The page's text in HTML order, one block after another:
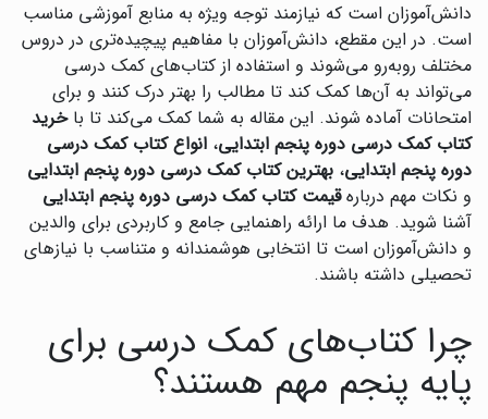
دانش‌آموزان است که نیازمند توجه ویژه به منابع آموزشی مناسب
است. در این مقطع، دانش‌آموزان با مفاهیم پیچیده‌تری در دروس
مختلف روبه‌رو می‌شوند و استفاده از کتاب‌های کمک درسی
می‌تواند به آن‌ها کمک کند تا مطالب را بهتر درک کنند و برای
امتحانات آماده شوند. این مقاله به شما کمک می‌کند تا باخرید
کتاب کمک درسی دوره پنجم ابتدایی، انواع کتاب کمک درسی
دوره پنجم ابتدایی، بهترین کتاب کمک درسی دوره پنجم ابتدایی
و نکات مهم دربارهقیمت کتاب کمک درسی دوره پنجم ابتدایی
آشنا شوید. هدف ما ارائه راهنمایی جامع و کاربردی برای والدین
و دانش‌آموزان است تا انتخابی هوشمندانه و متناسب با نیازهای
تحصیلی داشته باشند.
چرا کتاب‌های کمک درسی برای
پایه پنجم مهم هستند؟